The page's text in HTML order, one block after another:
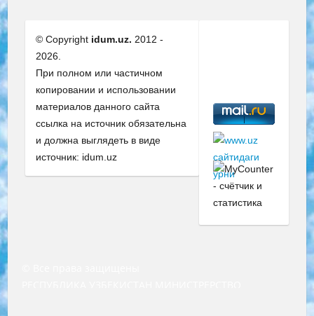
© Copyright idum.uz. 2012 -
2026.
При полном или частичном
копировании и использовании
материалов данного сайта
ссылка на источник обязательна
и должна выглядеть в виде
источник: idum.uz